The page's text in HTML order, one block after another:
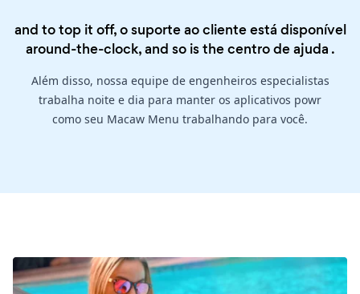
and to top it off, o suporte ao cliente está disponível
around-the-clock, and so is thecentro de ajuda .
Além disso, nossa equipe de engenheiros especialistas
trabalha noite e dia para manter os aplicativos powr
como seu Macaw Menu trabalhando para você.